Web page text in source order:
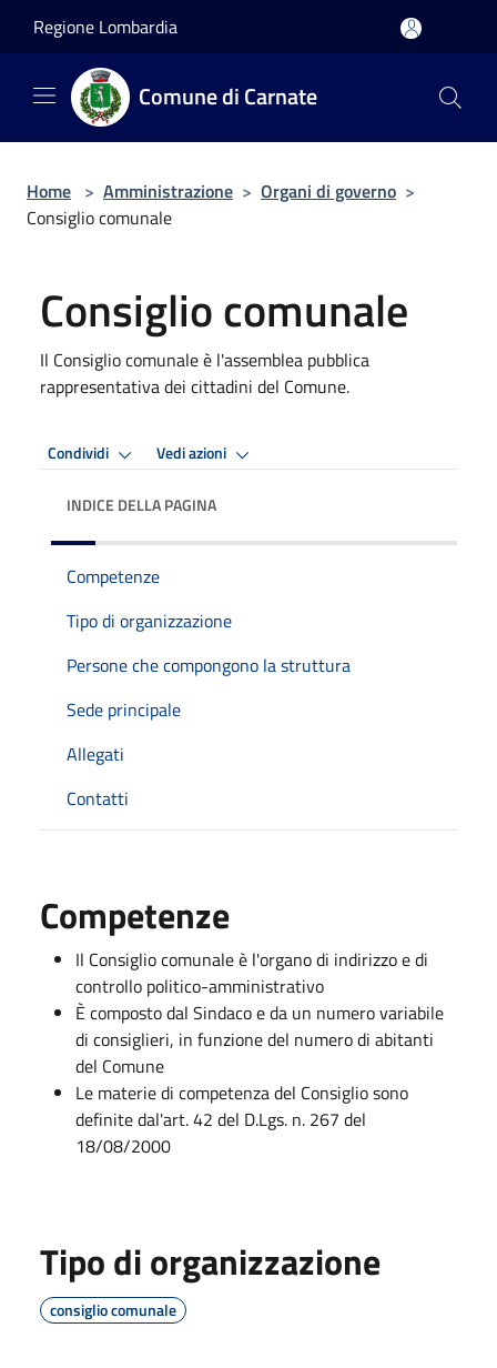
Regione Lombardia
Comune di Carnate
Home > Amministrazione > Organi di governo >
Consiglio comunale
Consiglio comunale
Il Consiglio comunale è l'assemblea pubblica
rappresentativa dei cittadini del Comune.
Condividi Vedi azioni
INDICE DELLA PAGINA
Competenze
Tipo di organizzazione
Persone che compongono la struttura
Sede principale
Allegati
Contatti
Competenze
Il Consiglio comunale è l'organo di indirizzo e di
controllo politico-amministrativo
È composto dal Sindaco e da un numero variabile
di consiglieri, in funzione del numero di abitanti
del Comune
Le materie di competenza del Consiglio sono
definite dal'art. 42 del D.Lgs. n. 267 del
18/08/2000
Tipo di organizzazione
consiglio comunale